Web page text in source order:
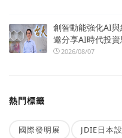
創智動能強化AI
邀分享AI時代投資
2026/08/07
熱門標籤
國際發明展 JDIE日本